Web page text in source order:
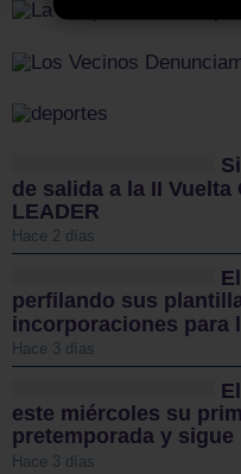
de salida a la II
LEADER
Hace 2 días
perfilando sus
incorporaciones para
Hace 3 días
este miércoles su
pretemporada y
Hace 3 días